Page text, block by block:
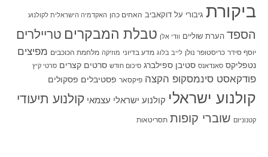
ביקורת גיבורי על דוקאביב האחים כהן האקדמיה הישראלית לקולנוע
הספד הערת שוליים וודי אלן טבלת המבקרים טריילרים
יוסף סידר כריסטופר נולן לייב בלוג מדע בדיוני מוזיקה מלחמת הכוכבים מפיצים
נטפליקס סאנדאנס סטיבן ספילברג סיכום חודש סרטים קצרים סרטי קיץ
פודקאסט סינמסקופ הקצה פיקסאר פסטיבלים פסקולים
קולנוע ישראלי קולנוע ישראלי עצמאי קולנוע תיעודי
קטנוניזם שוברי קופות תסריטאות